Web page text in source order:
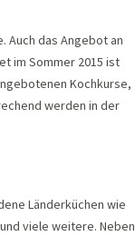
Auch das Angebot an
im Sommer 2015 ist
Kochkurse,
werden in der
Länderküchen wie
viele weitere. Neben